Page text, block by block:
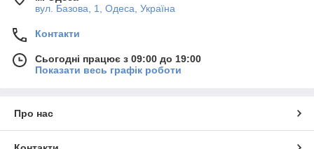
вул. Базова, 1, Одеса, Україна
Контакти
Сьогодні працює з 09:00 до 19:00
Показати весь графік роботи
Про нас